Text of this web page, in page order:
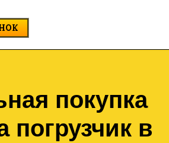
покупка
погрузчик в